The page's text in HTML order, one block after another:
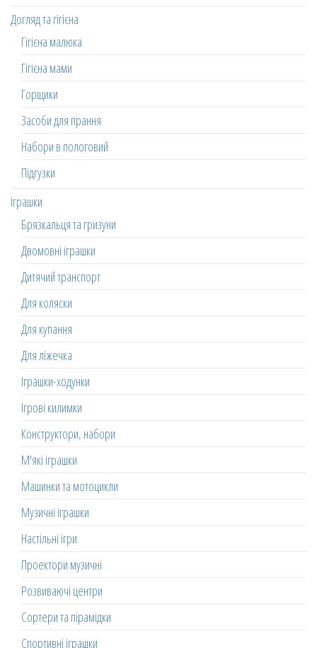
Догляд та гігієна
Гігієна малюка
Гігієна мами
Горщики
Засоби для прання
Набори в пологовий
Підгузки
Іграшки
Брязкальця та гризуни
Двомовні іграшки
Дитячий транспорт
Для коляски
Для купання
Для ліжечка
Іграшки-ходунки
Ігрові килимки
Конструктори, набори
М'які іграшки
Машинки та мотоцикли
Музичні іграшки
Настільні ігри
Проектори музичні
Розвиваючі центри
Сортери та пірамідки
Спортивні іграшки